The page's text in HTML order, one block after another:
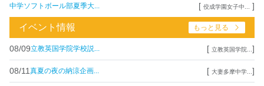
中学ソフトボール部夏季大... [ 佼成学園女子中... ]
イベント情報 もっと見る
08/09立教英国学院学校説... [ 立教英国学院... ]
08/11 真夏の夜の納涼企画... [ 大妻多摩中学... ]